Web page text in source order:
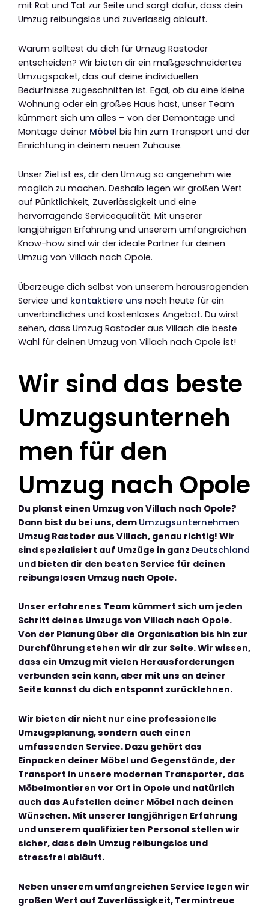
mit Rat und Tat zur Seite und sorgt dafür, dass dein
Umzug reibungslos und zuverlässig abläuft.
Warum solltest du dich für Umzug Rastoder
entscheiden? Wir bieten dir ein maßgeschneidertes
Umzugspaket, das auf deine individuellen
Bedürfnisse zugeschnitten ist. Egal, ob du eine kleine
Wohnung oder ein großes Haus hast, unser Team
kümmert sich um alles – von der Demontage und
Montage deiner Möbel bis hin zum Transport und der
Einrichtung in deinem neuen Zuhause.
Unser Ziel ist es, dir den Umzug so angenehm wie
möglich zu machen. Deshalb legen wir großen Wert
auf Pünktlichkeit, Zuverlässigkeit und eine
hervorragende Servicequalität. Mit unserer
langjährigen Erfahrung und unserem umfangreichen
Know-how sind wir der ideale Partner für deinen
Umzug von Villach nach Opole.
Überzeuge dich selbst von unserem herausragenden
Service und kontaktiere uns noch heute für ein
unverbindliches und kostenloses Angebot. Du wirst
sehen, dass Umzug Rastoder aus Villach die beste
Wahl für deinen Umzug von Villach nach Opole ist!
Wir sind das beste
Umzugsunterneh
men für den
Umzug nach Opole
Du planst einen Umzug von Villach nach Opole?
Dann bist du bei uns, dem Umzugsunternehmen
Umzug Rastoder aus Villach, genau richtig! Wir
sind spezialisiert auf Umzüge in ganz Deutschland
und bieten dir den besten Service für deinen
reibungslosen Umzug nach Opole.
Unser erfahrenes Team kümmert sich um jeden
Schritt deines Umzugs von Villach nach Opole.
Von der Planung über die Organisation bis hin zur
Durchführung stehen wir dir zur Seite. Wir wissen,
dass ein Umzug mit vielen Herausforderungen
verbunden sein kann, aber mit uns an deiner
Seite kannst du dich entspannt zurücklehnen.
Wir bieten dir nicht nur eine professionelle
Umzugsplanung, sondern auch einen
umfassenden Service. Dazu gehört das
Einpacken deiner Möbel und Gegenstände, der
Transport in unsere modernen Transporter, das
Möbelmontieren vor Ort in Opole und natürlich
auch das Aufstellen deiner Möbel nach deinen
Wünschen. Mit unserer langjährigen Erfahrung
und unserem qualifizierten Personal stellen wir
sicher, dass dein Umzug reibungslos und
stressfrei abläuft.
Neben unserem umfangreichen Service legen wir
großen Wert auf Zuverlässigkeit, Termintreue